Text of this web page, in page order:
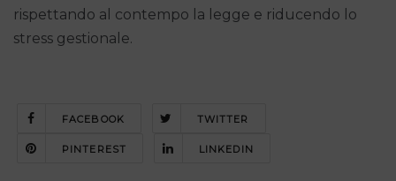
rispettando al contempo la legge e riducendo lo
stress gestionale.
FACEBOOK TWITTER
PINTEREST LINKEDIN